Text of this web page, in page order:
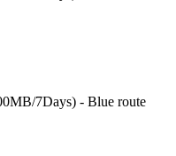
7Days) - Blue route